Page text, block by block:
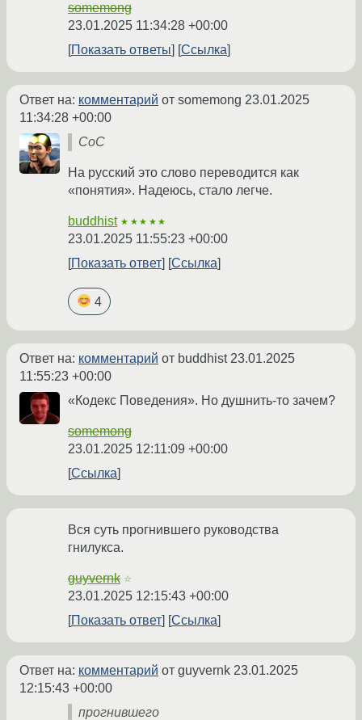
somemong
23.01.2025 11:34:28 +00:00
Показать ответы
Ссылка
Ответ на: комментарий от somemong 23.01.2025
11:34:28 +00:00
CoC
На русский это слово переводится как
«понятия». Надеюсь, стало легче.
buddhist ★★★★★
23.01.2025 11:55:23 +00:00
Показать ответ
Ссылка
4
Ответ на: комментарий от buddhist 23.01.2025
11:55:23 +00:00
«Кодекс Поведения». Но душнить-то зачем?
somemong
23.01.2025 12:11:09 +00:00
Ссылка
Вся суть прогнившего руководства
гнилукса.
guyvernk ☆
23.01.2025 12:15:43 +00:00
Показать ответ
Ссылка
Ответ на: комментарий от guyvernk 23.01.2025
12:15:43 +00:00
прогнившего